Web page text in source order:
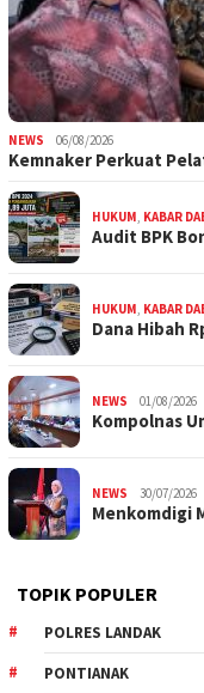
NEWS 06/08/2026
Kemnaker Perkuat
HUKUM, KABAR
Audit BPK
HUKUM, KABAR
Dana Hibah
NEWS 01/08/2026
Kompolnas
NEWS 30/07/2026
Menkomdigi
TOPIK POPULER
POLRES LANDAK
PONTIANAK